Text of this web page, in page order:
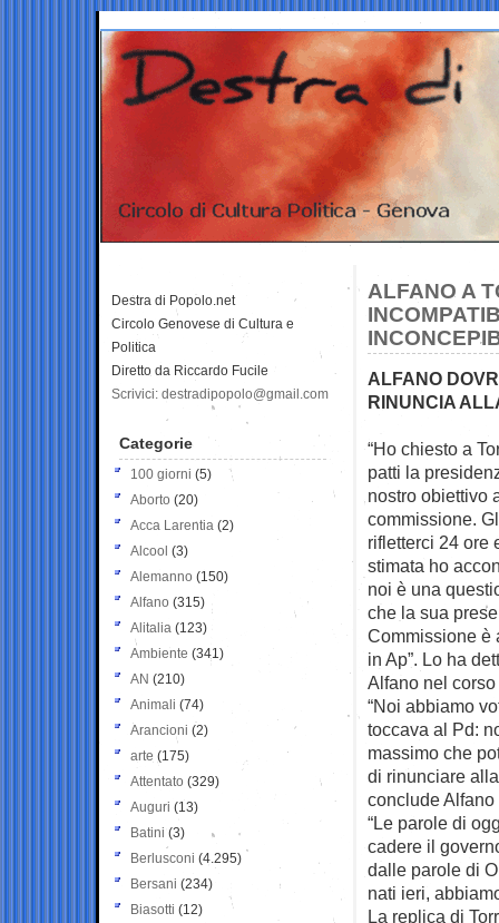
ALFANO A
ALFANO
RINUNCIA
“Ho chiesto a
patti la
nostro obiettivo
commissione.
rifletterci 24 ore
stimata ho
noi è una
che la sua
Commissione è
in Ap”. Lo ha
Alfano nel
“Noi abbiamo
toccava al Pd:
massimo che
di rinunciare
conclude Alfano
“Le parole di
cadere il
dalle parole di
nati ieri,
La replica di
Destra di Popolo.net
Circolo Genovese di Cultura e
Politica
Diretto da Riccardo Fucile
Scrivici: destradipopolo@gmail.com
Categorie
100 giorni (5)
Aborto (20)
Acca Larentia (2)
Alcool (3)
Alemanno (150)
Alfano (315)
Alitalia (123)
Ambiente (341)
AN (210)
Animali (74)
Arancioni (2)
arte (175)
Attentato (329)
Auguri (13)
Batini (3)
Berlusconi (4.295)
Bersani (234)
Biasotti (12)